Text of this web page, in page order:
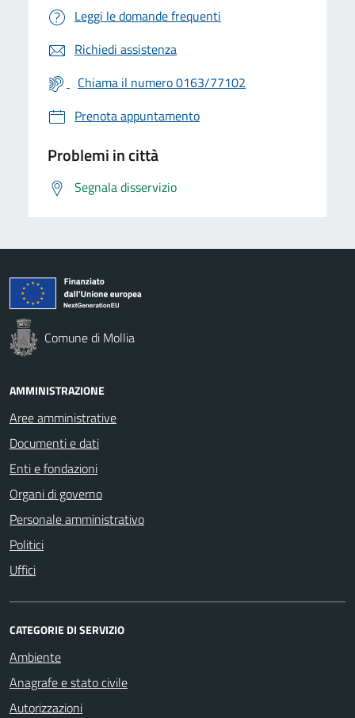
Leggi le domande frequenti
Richiedi assistenza
Chiama il numero 0163/77102
Prenota appuntamento
Problemi in città
Segnala disservizio
Comune di Mollia
AMMINISTRAZIONE
Aree amministrative
Documenti e dati
Enti e fondazioni
Organi di governo
Personale amministrativo
Politici
Uffici
CATEGORIE DI SERVIZIO
Ambiente
Anagrafe e stato civile
Autorizzazioni